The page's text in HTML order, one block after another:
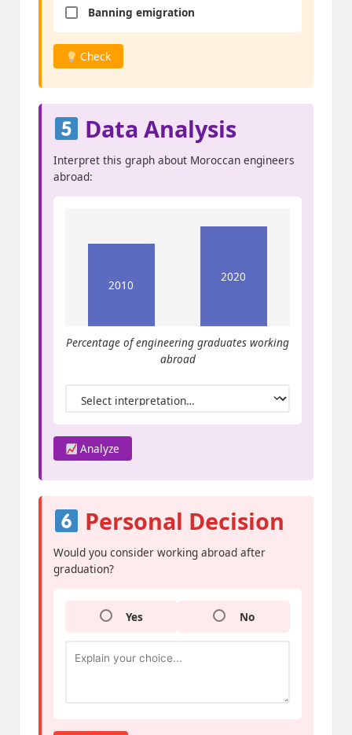
Banning emigration
Check
Data Analysis
Interpret this graph about Moroccan engineers
abroad:
2010
2020
Percentage of engineering graduates working
abroad
Analyze
Personal Decision
Would you consider working abroad after
graduation?
Yes No